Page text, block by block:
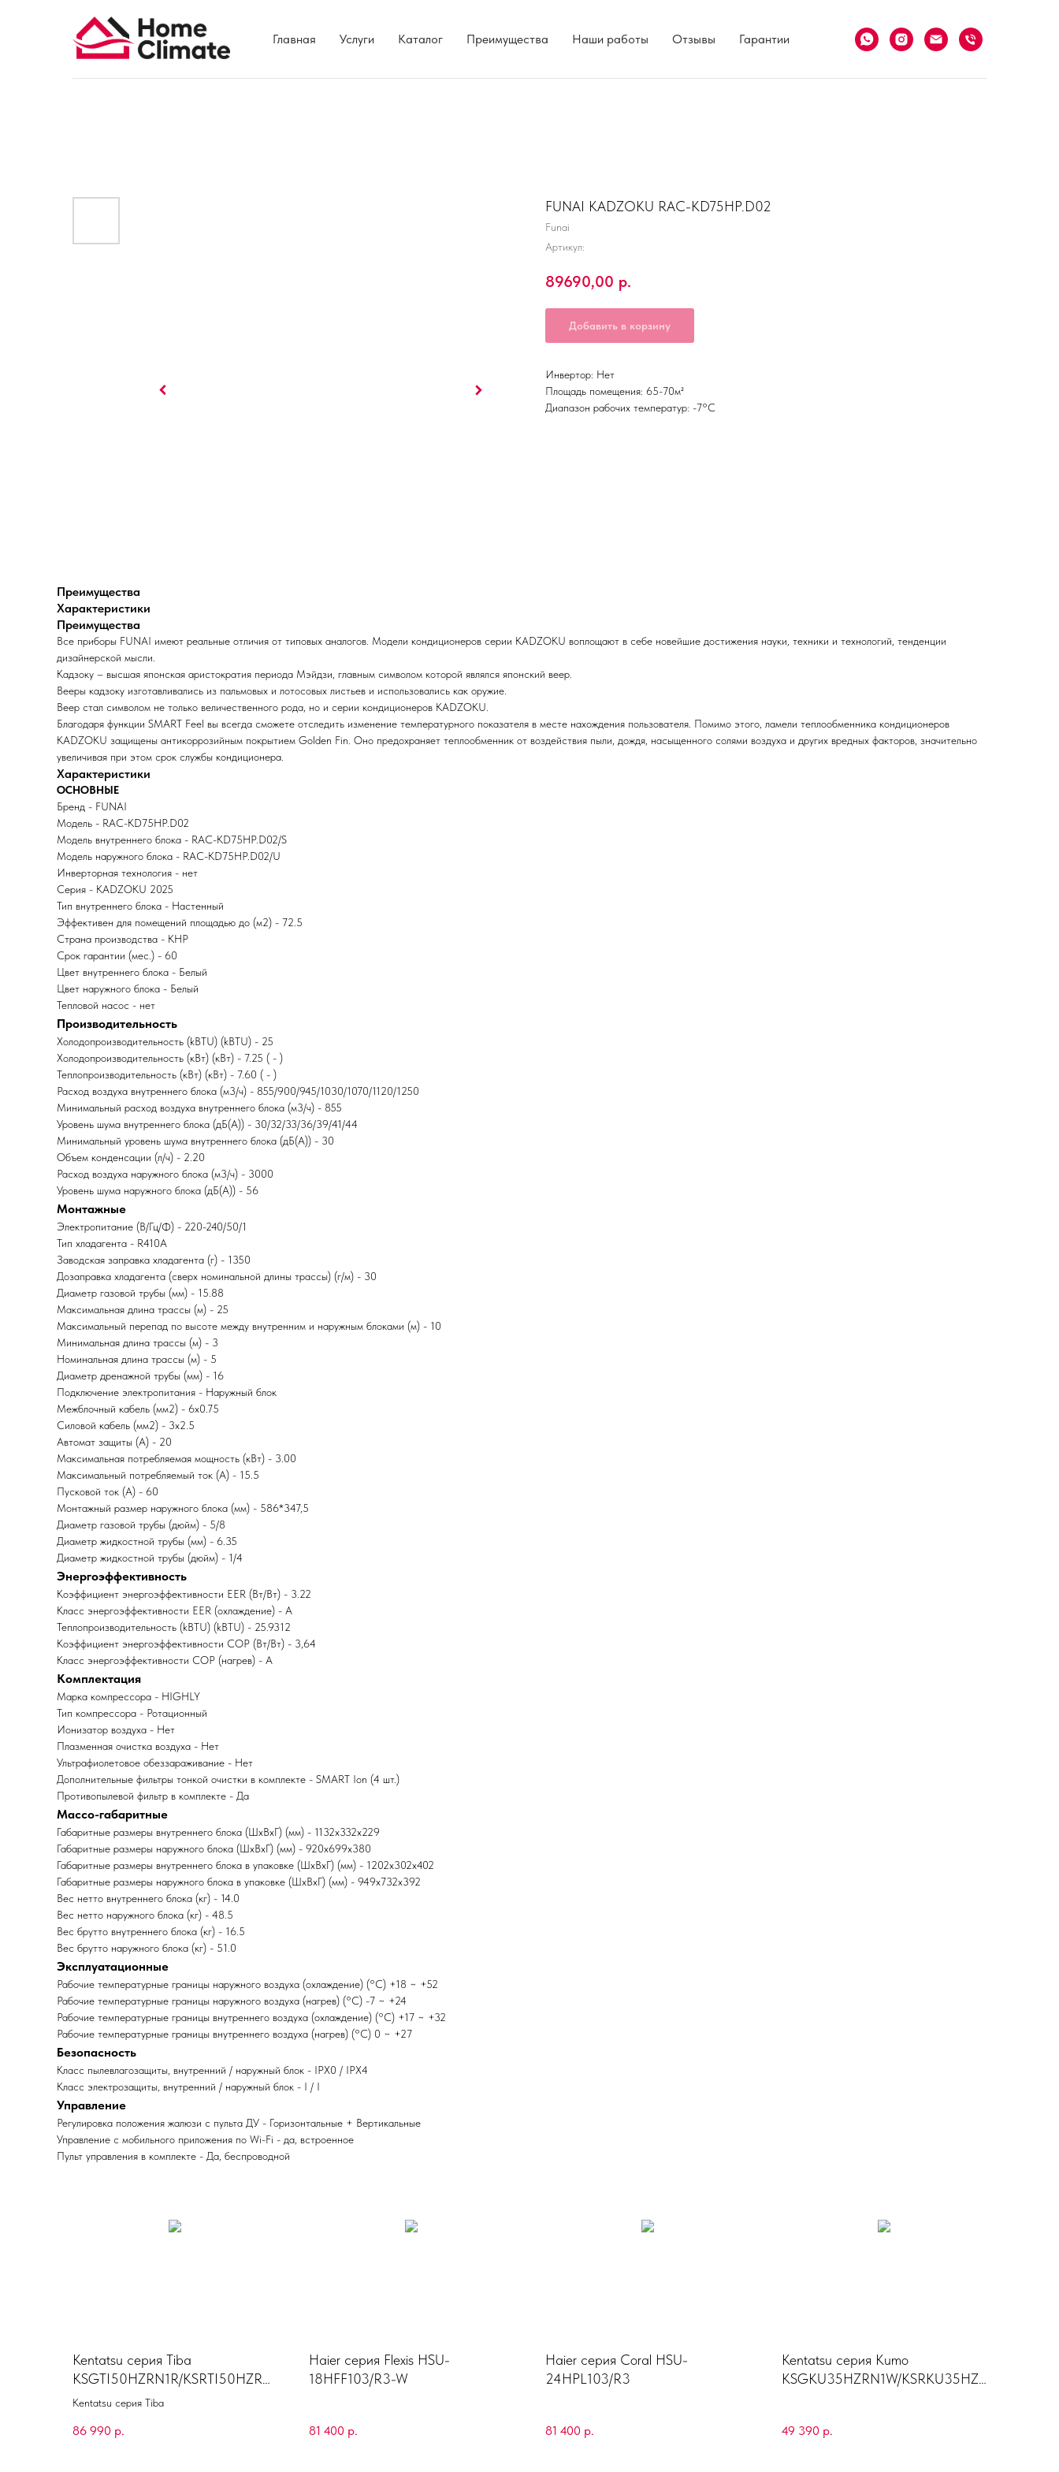
Главная Услуги Каталог Преимущества Наши работы Отзывы Гарантии
FUNAI KADZOKU RAC-KD75HP.D02
Funai
Артикул:
89690,00 р.
Добавить в корзину
Инвертор: Нет
Площадь помещения: 65-70м²
Диапазон рабочих температур: -7°С
Преимущества
Характеристики
Преимущества
Все приборы FUNAI имеют реальные отличия от типовых аналогов. Модели кондиционеров серии KADZOKU воплощают в себе новейшие достижения науки, техники и технологий, тенденции
дизайнерской мысли.
Кадзоку – высшая японская аристократия периода Мэйдзи, главным символом которой являлся японский веер.
Вееры кадзоку изготавливались из пальмовых и лотосовых листьев и использовались как оружие.
Веер стал символом не только величественного рода, но и серии кондиционеров KADZOKU.
Благодаря функции SMART Feel вы всегда сможете отследить изменение температурного показателя в месте нахождения пользователя. Помимо этого, ламели теплообменника кондиционеров
KADZOKU защищены антикоррозийным покрытием Golden Fin. Оно предохраняет теплообменник от воздействия пыли, дождя, насыщенного солями воздуха и других вредных факторов, значительно
увеличивая при этом срок службы кондиционера.
Характеристики
ОСНОВНЫЕ
Бренд - FUNAI
Модель - RAC-KD75HP.D02
Модель внутреннего блока - RAC-KD75HP.D02/S
Модель наружного блока - RAC-KD75HP.D02/U
Инверторная технология - нет
Серия - KADZOKU 2025
Тип внутреннего блока - Настенный
Эффективен для помещений площадью до (м2) - 72.5
Страна производства - КНР
Срок гарантии (мес.) - 60
Цвет внутреннего блока - Белый
Цвет наружного блока - Белый
Тепловой насос - нет
Производительность
Холодопроизводительность (kBTU) (kBTU) - 25
Холодопроизводительность (кВт) (кВт) - 7.25 ( - )
Теплопроизводительность (кВт) (кВт) - 7.60 ( - )
Расход воздуха внутреннего блока (м3/ч) - 855/900/945/1030/1070/1120/1250
Минимальный расход воздуха внутреннего блока (м3/ч) - 855
Уровень шума внутреннего блока (дБ(А)) - 30/32/33/36/39/41/44
Минимальный уровень шума внутреннего блока (дБ(А)) - 30
Объем конденсации (л/ч) - 2.20
Расход воздуха наружного блока (м3/ч) - 3000
Уровень шума наружного блока (дБ(А)) - 56
Монтажные
Электропитание (В/Гц/Ф) - 220-240/50/1
Тип хладагента - R410A
Заводская заправка хладагента (г) - 1350
Дозаправка хладагента (сверх номинальной длины трассы) (г/м) - 30
Диаметр газовой трубы (мм) - 15.88
Максимальная длина трассы (м) - 25
Максимальный перепад по высоте между внутренним и наружным блоками (м) - 10
Минимальная длина трассы (м) - 3
Номинальная длина трассы (м) - 5
Диаметр дренажной трубы (мм) - 16
Подключение электропитания - Наружный блок
Межблочный кабель (мм2) - 6x0.75
Силовой кабель (мм2) - 3x2.5
Автомат защиты (А) - 20
Максимальная потребляемая мощность (кВт) - 3.00
Максимальный потребляемый ток (А) - 15.5
Пусковой ток (А) - 60
Монтажный размер наружного блока (мм) - 586*347,5
Диаметр газовой трубы (дюйм) - 5/8
Диаметр жидкостной трубы (мм) - 6.35
Диаметр жидкостной трубы (дюйм) - 1/4
Энергоэффективность
Коэффициент энергоэффективности EER (Вт/Вт) - 3.22
Класс энергоэффективности EER (охлаждение) - A
Теплопроизводительность (kBTU) (kBTU) - 25.9312
Коэффициент энергоэффективности COP (Вт/Вт) - 3,64
Класс энергоэффективности COP (нагрев) - A
Комплектация
Марка компрессора - HIGHLY
Тип компрессора - Ротационный
Ионизатор воздуха - Нет
Плазменная очистка воздуха - Нет
Ультрафиолетовое обеззараживание - Нет
Дополнительные фильтры тонкой очистки в комплекте - SMART Ion (4 шт.)
Противопылевой фильтр в комплекте - Да
Массо-габаритные
Габаритные размеры внутреннего блока (ШxВxГ) (мм) - 1132x332x229
Габаритные размеры наружного блока (ШxВxГ) (мм) - 920x699x380
Габаритные размеры внутреннего блока в упаковке (ШxВxГ) (мм) - 1202x302x402
Габаритные размеры наружного блока в упаковке (ШxВxГ) (мм) - 949x732x392
Вес нетто внутреннего блока (кг) - 14.0
Вес нетто наружного блока (кг) - 48.5
Вес брутто внутреннего блока (кг) - 16.5
Вес брутто наружного блока (кг) - 51.0
Эксплуатационные
Рабочие температурные границы наружного воздуха (охлаждение) (°C) +18 ~ +52
Рабочие температурные границы наружного воздуха (нагрев) (°C) -7 ~ +24
Рабочие температурные границы внутреннего воздуха (охлаждение) (°C) +17 ~ +32
Рабочие температурные границы внутреннего воздуха (нагрев) (°C) 0 ~ +27
Безопасность
Класс пылевлагозащиты, внутренний / наружный блок - IPX0 / IPX4
Класс электрозащиты, внутренний / наружный блок - I / I
Управление
Регулировка положения жалюзи с пульта ДУ - Горизонтальные + Вертикальные
Управление c мобильного приложения по Wi-Fi - да, встроенное
Пульт управления в комплекте - Да, беспроводной
Kentatsu серия Tiba
KSGTI50HZRN1R/KSRTI50HZRN
1R
Kentatsu серия Tiba
86 990 р.
Haier серия Flexis HSU-
18HFF103/R3-W
81 400 р.
Haier серия Coral HSU-
24HPL103/R3
81 400 р.
Kentatsu серия Kumo
KSGKU35HZRN1W/KSRKU35HZ
49 390 р.